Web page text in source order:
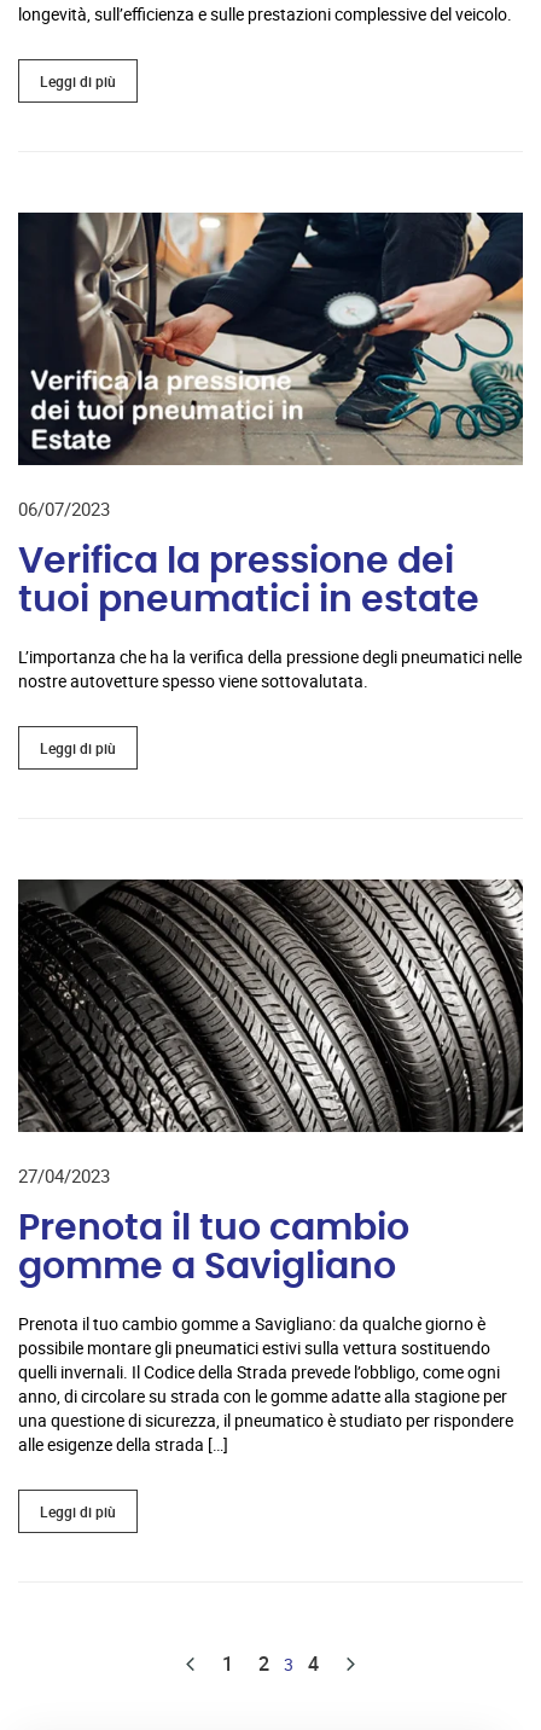
longevità, sull’efficienza e sulle prestazioni complessive del veicolo.
Leggi di più
06/07/2023
Verifica la pressione dei
tuoi pneumatici in estate
L’importanza che ha la verifica della pressione degli pneumatici nelle
nostre autovetture spesso viene sottovalutata.
Leggi di più
27/04/2023
Prenota il tuo cambio
gomme a Savigliano
Prenota il tuo cambio gomme a Savigliano: da qualche giorno è
possibile montare gli pneumatici estivi sulla vettura sostituendo
quelli invernali. Il Codice della Strada prevede l’obbligo, come ogni
anno, di circolare su strada con le gomme adatte alla stagione per
una questione di sicurezza, il pneumatico è studiato per rispondere
alle esigenze della strada […]
Leggi di più
1 2 3 4